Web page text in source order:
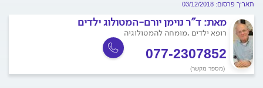
תאריך פרסום: 03/12/2018
מאת: ד"ר נוימן יורם-המטולוג ילדים
רופא ילדים ,מומחה להמטולוגיה
077-2307852
(מספר מקשר)